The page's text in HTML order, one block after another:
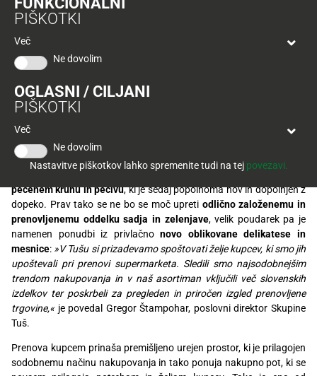
PIŠKOTKI
Več
Ne dovolim
OGLASNI / CILJANI
PIŠKOTKI
Več
Ne dovolim
Nastavitve piškotkov lahko spremenite tudi na tej povezavi.
Ponudba
velja
30.
2026
POGLEJTE IZDELKE
posebej je opazna je nova razporeditev vseh
oddelkov, urejenih po željah kupcev. Prav tako
prenova prinaša optimizacijo nakupne poti ter novo
ponudbo, s katero se v Tušu vsak dan trudijo ustreči
željam in potrebam številnih okoliških kupcev.
Najsodobnejšim nakupovalnim trendom prilagojen supermarket
odlikuje
razširjena ponudba v vseh oddelkih ter nova linija svežih
. Ob sprehodu med policami bo zadišalo po
pečenem kruhu in pecivu, ki je sedaj popolnoma nov in dopolnjen z
dopeko. Prav tako se ne bo se moč upreti odlično založenemu in
prenovljenemu oddelku sadja in zelenjave, velik poudarek pa je
namenen ponudbi iz privlačnonovo oblikovane delikatese in
mesnice: »V Tušu si prizadevamo spoštovati želje kupcev, ki smo jih
upoštevali pri prenovi supermarketa. Sledili smo najsodobnejšim
trendom nakupovanja in v naš asortiman vključili več slovenskih
izdelkov ter poskrbeli za pregleden in priročen izgled prenovljene
trgovine,«je povedal Gregor Štampohar, poslovni direktor Skupine
Tuš.
Prenova kupcem prinaša premišljeno urejen prostor, ki je prilagojen
sodobnemu načinu nakupovanja in tako ponuja nakupno pot, ki se